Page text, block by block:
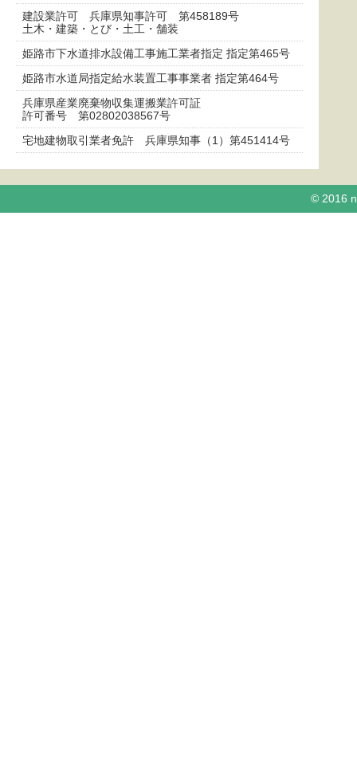
建設業許可 兵庫県知事許可 第458189号
土木・建築・とび・土工・舗装
姫路市下水道排水設備工事施工業者指定 指定第465号
姫路市水道局指定給水装置工事事業者 指定第464号
兵庫県産業廃棄物収集運搬業許可証
許可番号 第02802038567号
宅地建物取引業者免許 兵庫県知事（1）第451414号
© 2016